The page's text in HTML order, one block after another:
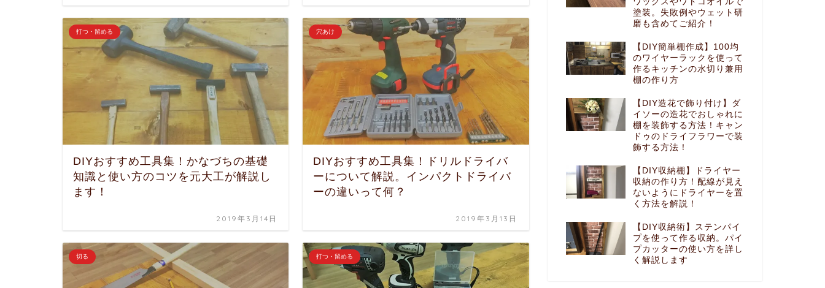
打つ・留める
DIYおすすめ工具集！かなづちの基礎
知識と使い方のコツを元大工が解説し
ます！
2019年3月14日
穴あけ
DIYおすすめ工具集！ドリルドライバ
ーについて解説。インパクトドライバ
ーの違いって何？
2019年3月13日
切る 打つ・留める
塗装。失敗例やウェット研
磨も含めてご紹介！
【DIY簡単棚作成】100均
のワイヤーラックを使って
作るキッチンの水切り兼用
棚の作り方
【DIY造花で飾り付け】ダ
イソーの造花でおしゃれに
棚を装飾する方法！キャン
ドゥのドライフラワーで装
飾する方法！
【DIY収納棚】ドライヤー
収納の作り方！配線が見え
ないようにドライヤーを置
く方法を解説！
【DIY収納術】ステンパイ
プを使って作る収納。パイ
プカッターの使い方を詳し
く解説します